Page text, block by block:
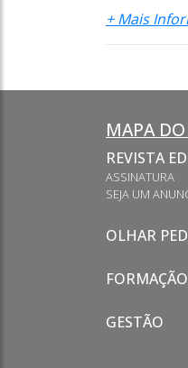
+ Mais
MAPA
REVISTA
ASSINATURA
SEJA UM
OLHAR
GESTÃO